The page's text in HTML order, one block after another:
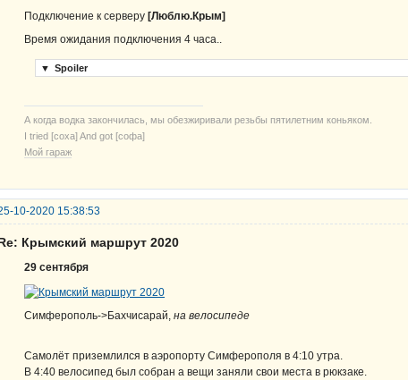
Подключение к серверу [Люблю.Крым]
Время ожидания подключения 4 часа..
▼ Spoiler
А когда водка закончилась, мы обезжиривали резьбы пятилетним коньяком.
I tried [соха] And got [софа]
Мой гараж
10-2020 15:38:53
Крымский маршрут 2020
29 сентября
Симферополь->Бахчисарай, на велосипеде
Самолёт приземлился в аэропорту Симферополя в 4:10 утра.
В 4:40 велосипед был собран а вещи заняли свои места в рюкзаке.